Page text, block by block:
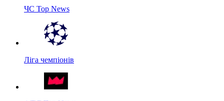
ЧС Top News
Ліга чемпіонів